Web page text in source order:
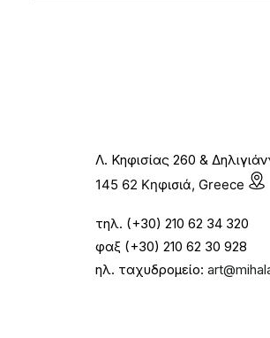
Λ. Κηφισίας 260 &
145 62 Κηφισιά, Greece
τηλ. (+30) 210 62 34 320
φαξ (+30) 210 62 30 928
ηλ. ταχυδρομείο: